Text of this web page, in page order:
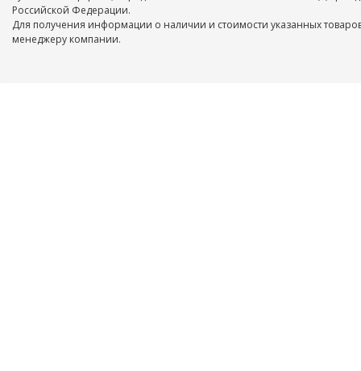
Российской Федерации.
Для получения информации о наличии и стоимости указанных
менеджеру компании.